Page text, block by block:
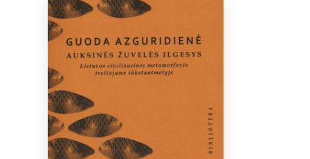
Naujienos
Bibliotekoms